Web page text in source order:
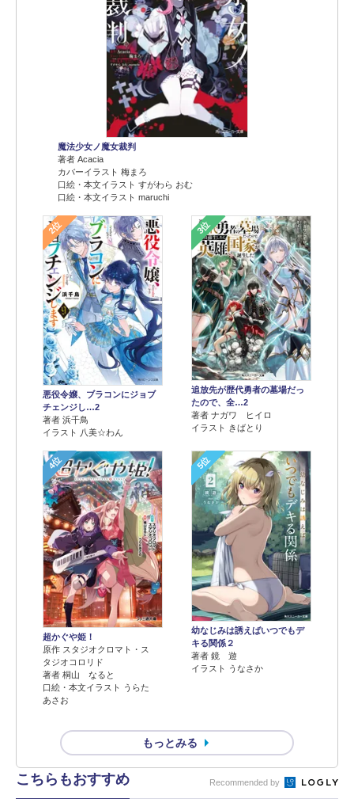
魔法少女ノ魔女裁判
著者 Acacia
カバーイラスト 梅まろ
口絵・本文イラスト すがわら おむ
口絵・本文イラスト maruchi
2位
悪役令嬢、ブラコンにジョブ
チェンジし…2
著者 浜千鳥
イラスト 八美☆わん
3位
追放先が歴代勇者の墓場だっ
たので、全…2
著者 ナガワ ヒイロ
イラスト きばとり
4位
超かぐや姫！
原作 スタジオクロマト・ス
タジオコロリド
著者 桐山 なると
口絵・本文イラスト うらた
あさお
5位
幼なじみは誘えばいつでもデ
キる関係２
著者 鏡 遊
イラスト うなさか
もっとみる
こちらもおすすめ Recommended by